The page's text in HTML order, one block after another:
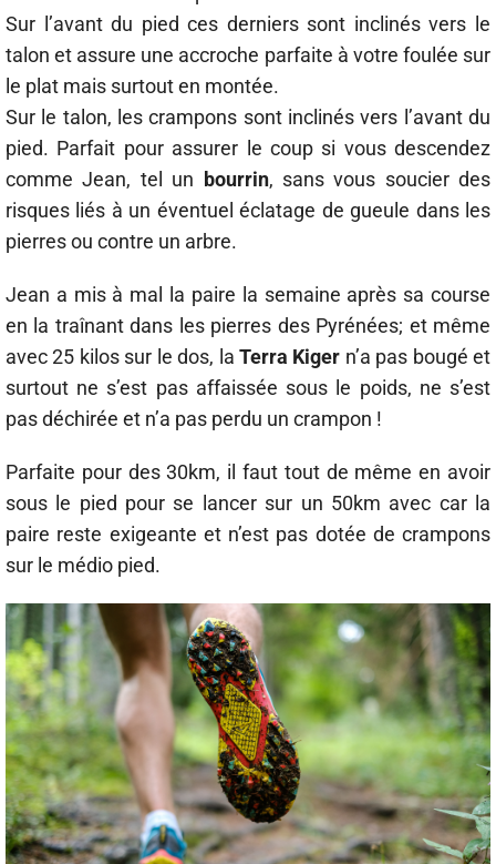
Sur l’avant du pied ces derniers sont inclinés vers le
talon et assure une accroche parfaite à votre foulée sur
le plat mais surtout en montée.
Sur le talon, les crampons sont inclinés vers l’avant du
pied. Parfait pour assurer le coup si vous descendez
comme Jean, tel un bourrin, sans vous soucier des
risques liés à un éventuel éclatage de gueule dans les
pierres ou contre un arbre.
Jean a mis à mal la paire la semaine après sa course
en la traînant dans les pierres des Pyrénées; et même
avec 25 kilos sur le dos, la Terra Kiger n’a pas bougé et
surtout ne s’est pas affaissée sous le poids, ne s’est
pas déchirée et n’a pas perdu un crampon !
Parfaite pour des 30km, il faut tout de même en avoir
sous le pied pour se lancer sur un 50km avec car la
paire reste exigeante et n’est pas dotée de crampons
sur le médio pied.